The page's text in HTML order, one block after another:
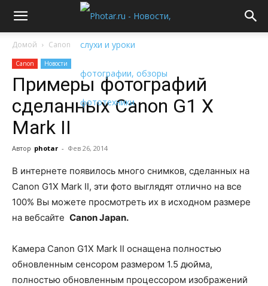
Домой Canon
Canon Новости
Примеры фотографий
сделанных Canon G1 X
Mark II
Автор photar - Фев 26, 2014
В интернете появилось много снимков, сделанных на
Canon G1X Mark II, эти фото выглядят отлично на все
100% Вы можете просмотреть их в исходном размере
на вебсайте CanonJapan.
Камера Canon G1X Mark II оснащена полностью
обновленным сенсором размером 1.5 дюйма,
полностью обновленным процессором изображений